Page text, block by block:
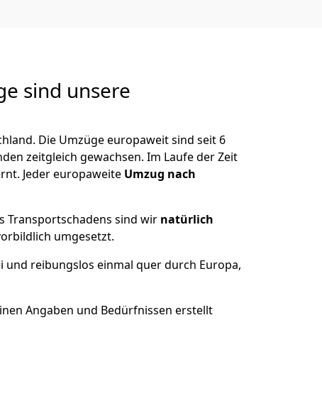
sind unsere
Die Umzüge europaweit sind seit 6
zeitgleich gewachsen. Im Laufe der Zeit
Jeder europaweite Umzug nach
Transportschadens sind wir natürlich
umgesetzt.
reibungslos einmal quer durch Europa,
Angaben und Bedürfnissen erstellt